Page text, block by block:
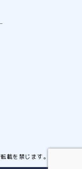
載を禁じます。